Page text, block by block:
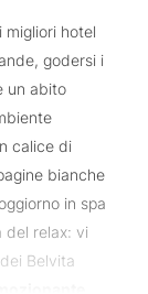
migliori hotel
godersi i
un abito
calice di
bianche
in spa
del relax: vi
Belvita